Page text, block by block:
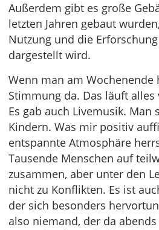
Außerdem gibt es große
letzten Jahren gebaut
Nutzung und die
dargestellt wird.
Wenn man am
Stimmung da. Das läuft
Es gab auch Livemusik.
Kindern. Was mir positiv
entspannte Atmosphäre
Tausende Menschen auf
zusammen, aber unter den
nicht zu Konflikten. Es ist
der sich besonders
also niemand, der da